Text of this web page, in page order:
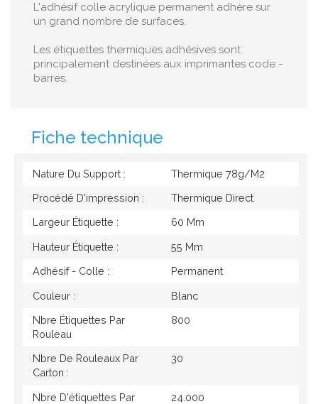
L'adhésif colle acrylique permanent adhère sur
un grand nombre de surfaces.
Les étiquettes thermiques adhésives sont
principalement destinées aux imprimantes code -
barres.
Fiche technique
Nature Du Support : Thermique 78g/M2
Procédé D'impression : Thermique Direct
Largeur Étiquette : 60 Mm
Hauteur Étiquette : 55 Mm
Adhésif - Colle : Permanent
Couleur : Blanc
Nbre Étiquettes Par
Rouleau
800
Nbre De Rouleaux Par
Carton :
30
Nbre D'étiquettes Par
24.000